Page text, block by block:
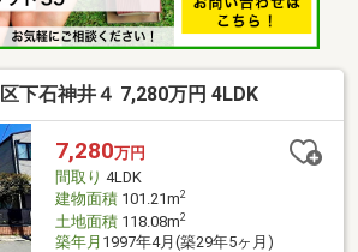
下石神井４ 7,280万円 4LDK
7,280万円
間取り 4LDK
建物面積101.21m2
土地面積118.08m2
築年月 1997年4月(築29年5ヶ月)